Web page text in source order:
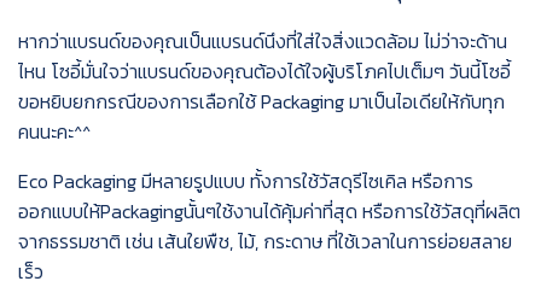
หากว่าแบรนด์ของคุณเป็นแบรนด์นึงที่ใส่ใจสิ่งแวดล้อม ไม่ว่าจะด้าน
ไหน โซอี้มั่นใจว่าแบรนด์ของคุณต้องได้ใจผู้บริโภคไปเต็มๆ วันนี้โซอี้
ขอหยิบยกกรณีของการเลือกใช้Packagingมาเป็นไอเดียให้กับทุก
คนนะคะ^^
Eco Packagingมีหลายรูปแบบ ทั้งการใช้วัสดุรีไซเคิล หรือการ
ออกแบบให้Packagingนั้นๆใช้งานได้คุ้มค่าที่สุด หรือการใช้วัสดุที่ผลิต
จากธรรมชาติ เช่น เส้นใยพืช,ไม้, กระดาษที่ใช้เวลาในการย่อยสลาย
เร็ว